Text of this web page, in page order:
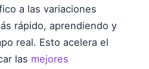
a las variaciones
rápido, aprendiendo y
real. Esto acelera el
las mejores